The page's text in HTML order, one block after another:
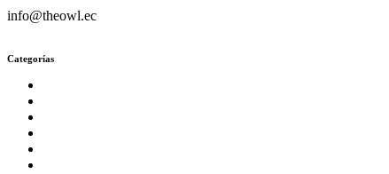
info@theowl.ec
Categorías